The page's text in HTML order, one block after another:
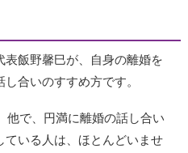
飯野馨巳が、自身の離婚を
合いのすすめ方です。
他で、円満に離婚の話し合い
ている人は、ほとんどいませ